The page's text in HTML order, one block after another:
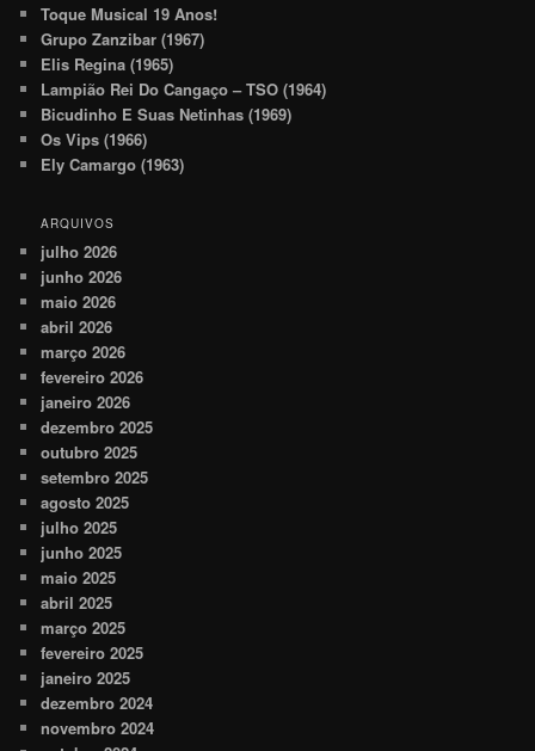
Toque Musical 19 Anos!
Grupo Zanzibar (1967)
Elis Regina (1965)
Lampião Rei Do Cangaço – TSO (1964)
Bicudinho E Suas Netinhas (1969)
Os Vips (1966)
Ely Camargo (1963)
ARQUIVOS
julho 2026
junho 2026
maio 2026
abril 2026
março 2026
fevereiro 2026
janeiro 2026
dezembro 2025
outubro 2025
setembro 2025
agosto 2025
julho 2025
junho 2025
maio 2025
abril 2025
março 2025
fevereiro 2025
janeiro 2025
dezembro 2024
novembro 2024